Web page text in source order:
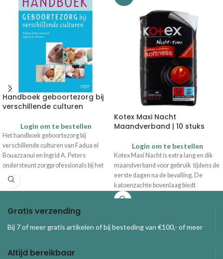
Handboek geboortezorg bij
verschillende culturen
Login om te bestellen
Het handboek geboortezorg bij
verschillende culturen van Fadua el
Bouazzaoui en Ingrid A. Peters
ondersteunt zorgprofessionals bij het
begeleiden van cliënten met een
migrantenachtergrond.
Kotex Maxi Nacht
Maandverband | 10 stuks
Login om te bestellen
Kotex Maxi Nacht is extra lang en dik
maandverband voor gebruik tijdens de
eerste dagen na de bevalling. De
katoenzachte bovenlaag biedt
maximale bescherming en ultiem
absorberend.
Gratis verzending
Bij 7 of meer gratis artikelen of bij besteding van €100,- of meer
Altijd bereikbaar